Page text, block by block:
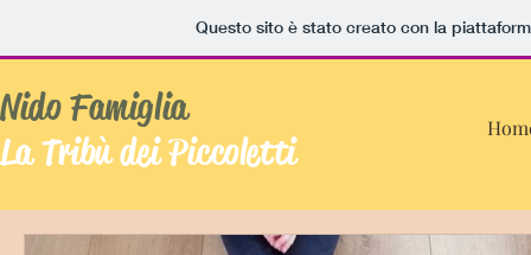
Questo sito è stato creato con la
Nido Famiglia
La Tribù dei Piccoletti